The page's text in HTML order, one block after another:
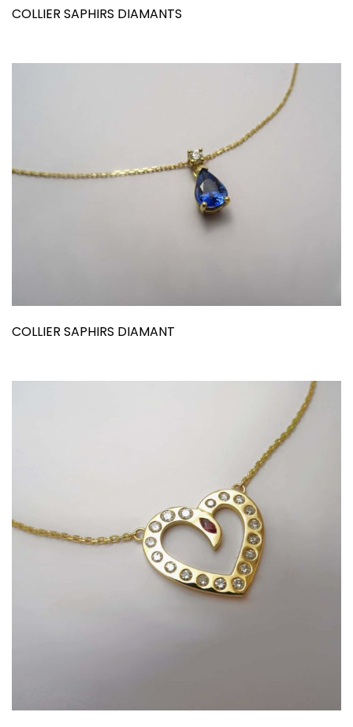
COLLIER SAPHIRS DIAMANTS
COLLIER SAPHIRS DIAMANT